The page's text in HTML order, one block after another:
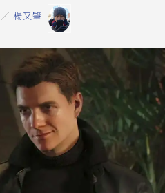
楊又肇